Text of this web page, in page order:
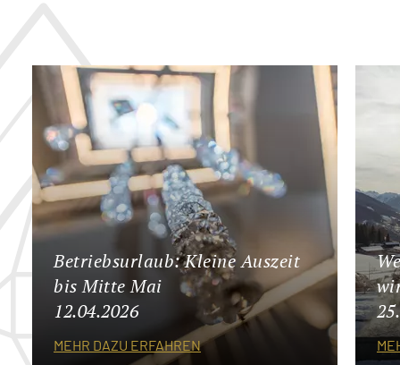
Betriebsurlaub: Kleine Auszeit
bis Mitte Mai
12.04.2026
MEHR DAZU ERFAHREN